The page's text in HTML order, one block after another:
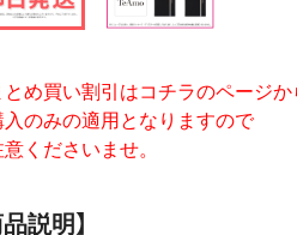
め買い割引はコチラのページか
入のみの適用となりますので
意くださいませ。
品説明】